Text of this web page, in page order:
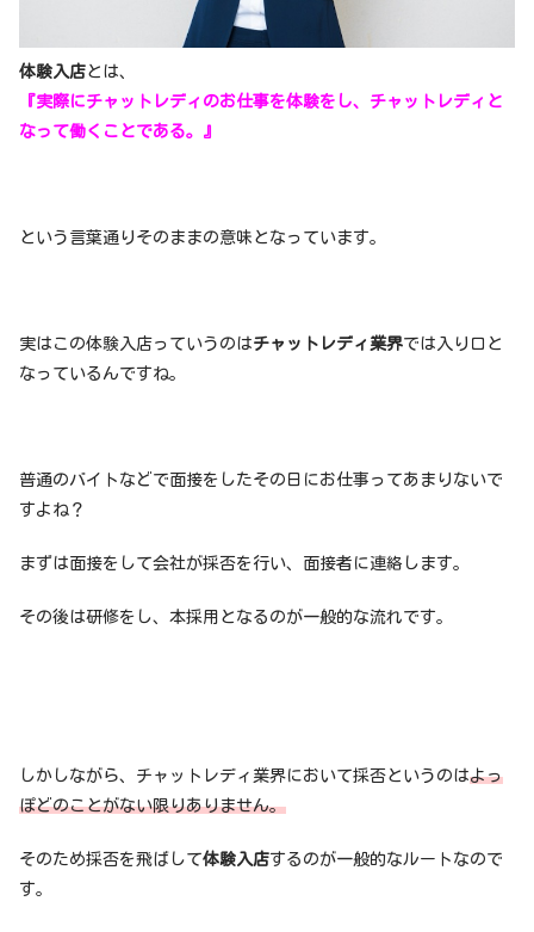
体験入店とは、
『実際にチャットレディのお仕事を体験をし、チャットレディと
なって働くことである。』
という言葉通りそのままの意味となっています。
実はこの体験入店っていうのはチャットレディ業界では入り口と
なっているんですね。
普通のバイトなどで面接をしたその日にお仕事ってあまりないで
すよね？
まずは面接をして会社が採否を行い、面接者に連絡します。
その後は研修をし、本採用となるのが一般的な流れです。
しかしながら、チャットレディ業界において採否というのはよっ
ぽどのことがない限りありません。
そのため採否を飛ばして体験入店するのが一般的なルートなので
す。